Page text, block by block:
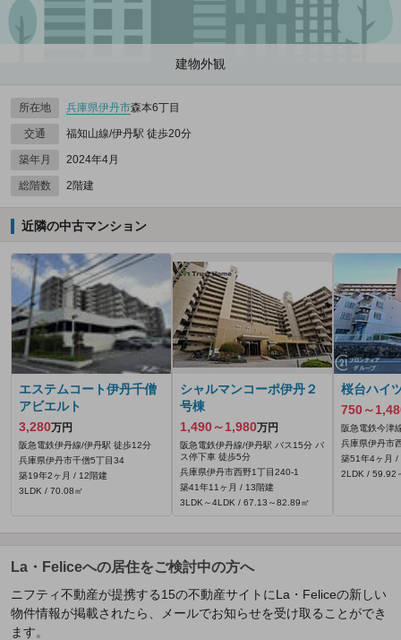
建物外観
所在地 兵庫県伊丹市森本6丁目
交通 福知山線/伊丹駅 徒歩20分
築年月 2024年4月
総階数 2階建
近隣の中古マンション
エステムコート伊丹千僧
アビエルト
3,280万円
阪急電鉄伊丹線/伊丹駅 徒歩12分
兵庫県伊丹市千僧5丁目34
築19年2ヶ月 / 12階建
3LDK / 70.08㎡
シャルマンコーポ伊丹２
号棟
1,490～1,980万円
阪急電鉄伊丹線/伊丹駅 バス15分 バ
ス停下車 徒歩5分
兵庫県伊丹市西野1丁目240‐1
築41年11ヶ月 / 13階建
3LDK～4LDK / 67.13～82.89㎡
桜台ハイ
750～
阪急電鉄今津
兵庫県伊丹市
築51年4ヶ月 /
2LDK / 59.92
La・Feliceへの居住をご検討中の方へ
ニフティ不動産が提携する15の不動産サイトにLa・Feliceの新しい
物件情報が掲載されたら、メールでお知らせを受け取ることができ
ます。